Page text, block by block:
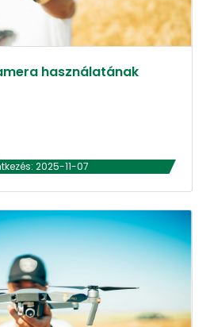
használatának
2025-11-07